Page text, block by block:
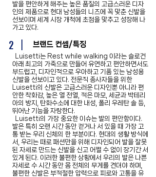
발을 편안하게 해주는 높은 품질의 고급스러운 디자
인의 제품으로 현대 남성들의 니즈에 꼭 맞춘 신발을
선보이며 세계 시장 개척에 초점을 맞추고 성장해 나
가고 있다.
2 브랜드 컨셉/특징
Luisetti는 Rest while walking 이라는 슬로건
아래 최고의 가죽으로 만들어 유연하고 편안하면서도
부드럽고, 디자인적으로 우아하고 기품 있는 남성용
신발을 선보이고 있다. 전문직 종사자들을 위한
Luisetti의 신발은 고급스러운 디자인뿐 아니라 편
안한 착화감, 높은 열 전열, 적은 마모, 세균과 박테리
아의 방지, 탄화수소에 대한 내성, 폴리 우레탄 솔 등,
뛰어난 기능을 자랑한다.
Luisetti의 가장 중요한 이슈는 발의 편안함이다.
발은 특히 오랜 시간 동안 걷거나 서 있을 때 가장 고
통 받는 우리 신체의 한 부분이다. 현대의 생활 방식에
서, 우리는 때로 패션만을 위해 디자인되어 발을 잘못
된 자세로 만드는 신발을 신고 어쩔 수 없이 장기간 서
있게 된다. 이러한 불편한 상황에서 우리의 발은 나쁜
자세로 수 시간 동안 몸 전체의 무게를 견뎌야 하며,
불편한 신발은 부적절한 압력으로 피로와 고통을 유